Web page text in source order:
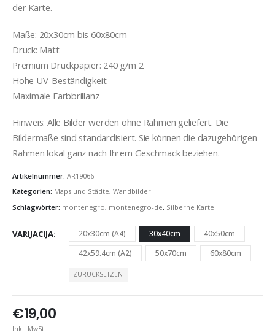
der Karte.
Maße: 20x30cm bis 60x80cm
Druck: Matt
Premium Druckpapier: 240 g/m 2
Hohe UV-Beständigkeit
Maximale Farbbrillanz
Hinweis: Alle Bilder werden ohne Rahmen geliefert. Die
Bildermaße sind standardisiert. Sie können die dazugehörigen
Rahmen lokal ganz nach Ihrem Geschmack beziehen.
Artikelnummer: AR19066
Kategorien: Maps und Städte, Wandbilder
Schlagwörter: montenegro, montenegro-de, Silberne Karte
VARIJACIJA 20x30cm (A4) 30x40cm
40x50cm
42x59.4cm (A2)
50x70cm 60x80cm
ZURÜCKSETZEN
€19,00
Inkl. MwSt.